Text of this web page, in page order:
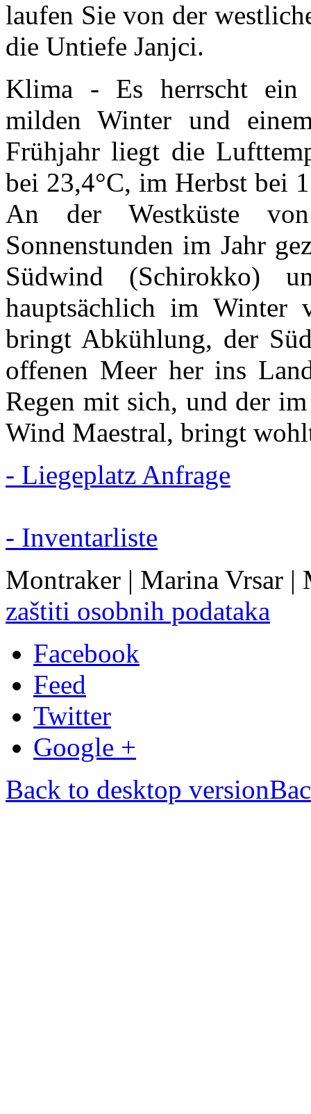
laufen Sie von der
die Untiefe Janjci.
Klima - Es herrscht ein
milden Winter und
Frühjahr liegt die
bei 23,4°C, im Herbst bei
An der Westküste
Sonnenstunden im Jahr
Südwind (Schirokko)
hauptsächlich im
bringt Abkühlung, der
offenen Meer her ins
Regen mit sich, und der
Wind Maestral, bringt
- Liegeplatz Anfrage
- Inventarliste
Montraker | Marina Vrsar |
zaštiti osobnih podataka
Facebook
Feed
Twitter
Google +
Back to desktop version